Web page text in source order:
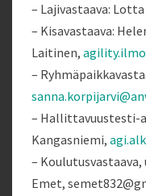
– Lajivastaava:
– Kisavastaava:
Laitinen,
–
– Hallittavuustesti-
Kangasniemi,
–
Emet,